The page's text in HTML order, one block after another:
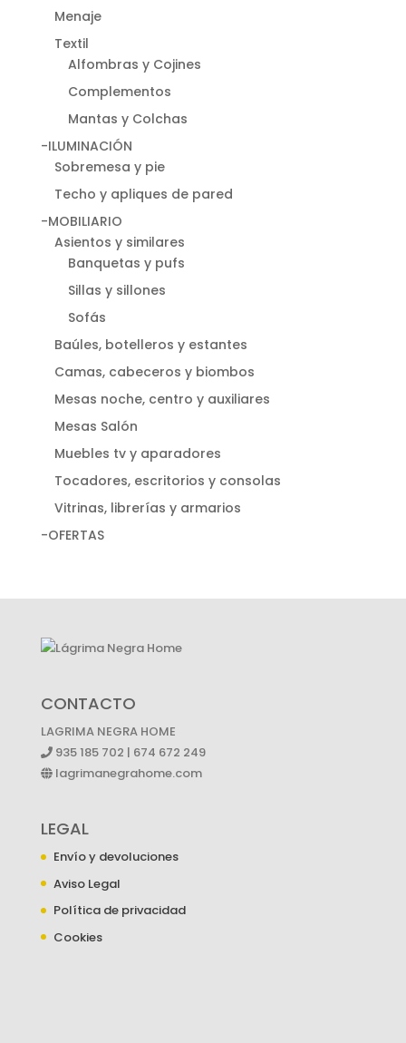
Menaje
Textil
Alfombras y Cojines
Complementos
Mantas y Colchas
-ILUMINACIÓN
Sobremesa y pie
Techo y apliques de pared
-MOBILIARIO
Asientos y similares
Banquetas y pufs
Sillas y sillones
Sofás
Baúles, botelleros y estantes
Camas, cabeceros y biombos
Mesas noche, centro y auxiliares
Mesas Salón
Muebles tv y aparadores
Tocadores, escritorios y consolas
Vitrinas, librerías y armarios
-OFERTAS
CONTACTO
LAGRIMA NEGRA HOME
935 185 702 | 674 672 249
lagrimanegrahome.com
LEGAL
Envío y devoluciones
Aviso Legal
Política de privacidad
Cookies